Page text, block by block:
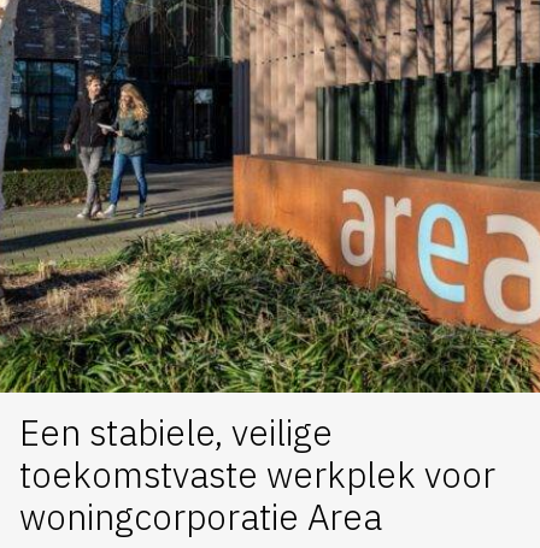
Een stabiele, veilige
toekomstvaste werkplek voor
woningcorporatie Area